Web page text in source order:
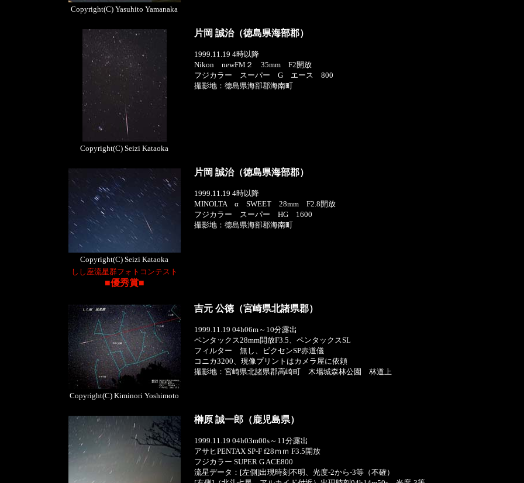
Copyright(C) Yasuhito Yamanaka
Copyright(C) Seizi Kataoka
片岡 誠治（徳島県海部郡）
1999.11.19 4時以降
Nikon newFM２ 35mm F2開放
フジカラー スーパー G エース 800
撮影地：徳島県海部郡海南町
Copyright(C) Seizi Kataoka
しし座流星群フォトコンテスト
■優秀賞■
片岡 誠治（徳島県海部郡）
1999.11.19 4時以降
MINOLTA α SWEET 28mm F2.8開放
フジカラー スーパー HG 1600
撮影地：徳島県海部郡海南町
Copyright(C) Kiminori Yoshimoto
吉元 公徳（宮崎県北諸県郡）
1999.11.19 04h06m～10分露出
ペンタックス28mm開放F3.5、ペンタックスSL
フィルター 無し、ビクセンSP赤道儀
コニカ3200、現像プリントはカメラ屋に依頼
撮影地：宮崎県北諸県郡高崎町 木場城森林公園 林道上
榊原 誠一郎（鹿児島県）
1999.11.19 04h03m00s～11分露出
アサヒPENTAX SP-F f28ｍｍ F3.5開放
フジカラー SUPER G ACE800
流星データ：[左側]出現時刻不明、光度-2から-3等（不確）